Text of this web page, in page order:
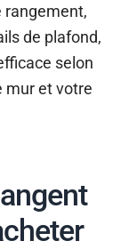
rangement,
de plafond,
selon
mur et votre